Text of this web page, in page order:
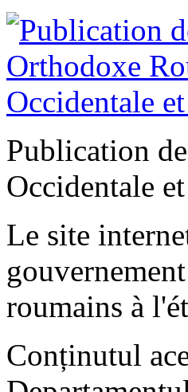
Publication
Occidentale
Le site
roumains à
Conținutul